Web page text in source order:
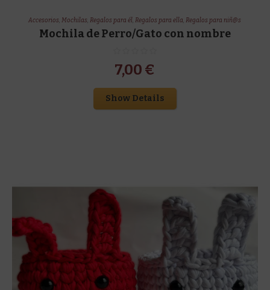
Accesorios,Mochilas,Regalos para él,Regalos para ella,Regalos para niñ@s
Mochila de Perro/Gato con nombre
7,00 €
Show Details